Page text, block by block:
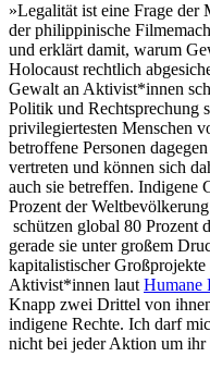
»Legalität ist eine Frage der
der philippinische
und erklärt damit, warum
Holocaust rechtlich
Gewalt an Aktivist*innen
Politik und Rechtsprechung
privilegiertesten Menschen
betroffene Personen
vertreten und können sich
auch sie betreffen. Indigene
Prozent der
schützen global 80 Prozent
gerade sie unter großem
kapitalistischer
Aktivist*innen lautHumane
Knapp zwei Drittel von
indigene Rechte. Ich darf
nicht bei jeder Aktion um ihr